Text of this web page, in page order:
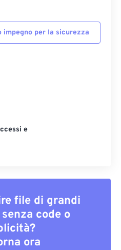
impegno per la sicurezza
e
file di grandi
code o
ora